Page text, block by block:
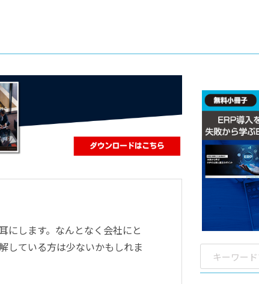
します。なんとなく会社にと
している方は少ないかもしれま